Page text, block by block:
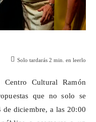
Solo tardarás 2 min. en leerlo
Cultural Ramón
que no solo se
de diciembre, a las 20:00